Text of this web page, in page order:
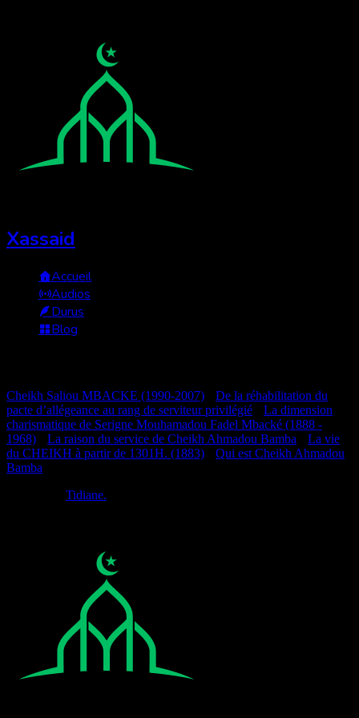
Xassaid
Accueil
Audios
Durus
Blog
Cheikh Saliou MBACKE (1990-2007)
De la réhabilitation du
pacte d’allégeance au rang de serviteur privilégié
La dimension
charismatique de Serigne Mouhamadou Fadel Mbacké (1888 -
1968)
La raison du service de Cheikh Ahmadou Bamba
La vie
du CHEIKH à partir de 1301H. (1883)
Qui est Cheikh Ahmadou
Bamba
Tidiane.